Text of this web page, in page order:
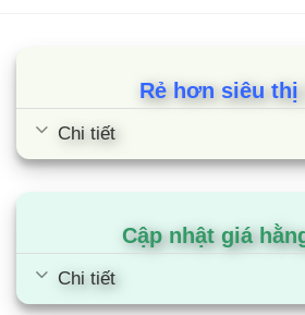
Rẻ hơn siêu thị
Chi tiết
Cập nhật giá
Chi tiết